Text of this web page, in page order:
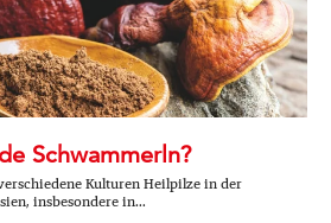
Schwammerln?
Kulturen Heilpilze in der
insbesondere in...